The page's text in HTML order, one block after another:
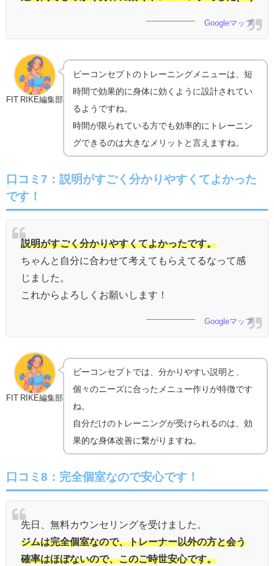
Googleマップ
FIT RIKE編集部
ビーコンセプトのトレーニングメニューは、短
時間で効果的に身体に効くように設計されてい
るようですね。
時間が限られている方でも効率的にトレーニン
グできるのは大きなメリットと言えますね。
口コミ7：説明がすごく分かりやすくてよかった
です！
説明がすごく分かりやすくてよかったです。
ちゃんと自分に合わせて考えてもらえてるなって感
じました。
これからよろしくお願いします！
Googleマップ
FIT RIKE編集部
ビーコンセプトでは、分かりやすい説明と、
個々のニーズに合ったメニュー作りが特徴です
ね。
自分だけのトレーニングが受けられるのは、効
果的な身体改善に繋がりますね。
口コミ8：完全個室なので安心です！
先日、無料カウンセリングを受けました。
ジムは完全個室なので、トレーナー以外の方と会う
確率はほぼないので、このご時世安心です。